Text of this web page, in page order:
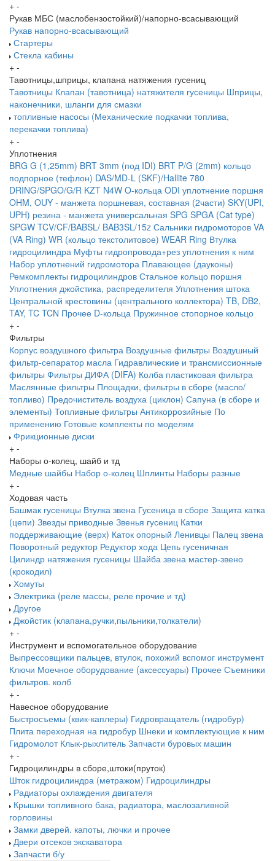
+ -
Рукав МБС (маслобензостойкий)/напорно-всасывающий
Рукав напорно-всасывающий
Стартеры
Стекла кабины
+ -
Тавотницы,шприцы, клапана натяжения гусениц
Тавотницы Клапан (тавотница) натяжителя гусеницы Шприцы,
наконечники, шланги для смазки
топливные насосы (Механические подкачки топлива,
перекачки топлива)
+ -
Уплотнения
BRG G (1,25mm) BRT 3mm (под IDI) BRT P/G (2mm) кольцо
подпорное (тефлон) DAS/MD-L (SKF)/Hallite 780
DRING/SPGO/G/R KZT N4W O-кольца ODI уплотнение поршня
OHM, OUY - манжета поршневая, составная (2части) SKY(UPI,
UPH) резина - манжета универсальная SPG SPGA (Cat type)
SPGW TCV/CF/BABSL/ BAB3SL/15z Сальники гидромоторов VA
(VA Ring) WR (кольцо текстолитовое) WEAR Ring Втулка
гидроцилиндра Муфты гидропровода+рез уплотнения к ним
Набор уплотнений гидромотора Плавающее (дауконы)
Ремкомплекты гидроцилиндров Стальное кольцо поршня
Уплотнения джойстика, распределителя Уплотнения штока
Центральной крестовины (центрального коллектора) TB, DB2,
TAY, TC TCN Прочее D-кольца Пружинное стопорное кольцо
+ -
Фильтры
Корпус воздушного фильтра Воздушные фильтры Воздушный
фильтр-сепаратор масла Гидравлические и трансмиссионные
фильтры Фильтры ДИФА (DIFA) Колба пластиковая фильтра
Маслянные фильтры Площадки, фильтры в сборе (масло/
топливо) Предочиститель воздуха (циклон) Сапуна (в сборе и
элементы) Топливные фильтры Антикоррозийные По
применению Готовые комплекты по моделям
Фрикционные диски
+ -
Наборы о-колец, шайб и тд
Медные шайбы Набор о-колец Шплинты Наборы разные
+ -
Ходовая часть
Башмак гусеницы Втулка звена Гусеница в сборе Защита катка
(цепи) Звезды приводные Звенья гусениц Катки
поддерживающие (верх) Каток опорный Ленивцы Палец звена
Поворотный редуктор Редуктор хода Цепь гусеничная
Цилиндр натяжения гусеницы Шайба звена мастер-звено
(крокодил)
Хомуты
Электрика (реле массы, реле прочие и тд)
Другое
Джойстик (клапана,ручки,пыльники,толкатели)
+ -
Инструмент и вспомогательное оборудование
Выпрессовщики пальцев, втулок, похожий вспомог инструмент
Ключи Моечное оборудование (аксессуары) Прочее Съемники
фильтров. колб
+ -
Навесное оборудование
Быстросъемы (квик-каплеры) Гидровращатель (гидробур)
Плита переходная на гидробур Шнеки и комплектующие к ним
Гидромолот Клык-рыхлитель Запчасти буровых машин
+ -
Гидроцилиндры в сборе,штоки(пруток)
Шток гидроцилиндра (метражом) Гидроцилиндры
Радиаторы охлаждения двигателя
Крышки топливного бака, радиатора, маслозаливной
горловины
Замки дверей. капоты, лючки и прочее
Двери отсеков экскаватора
Запчасти б/у